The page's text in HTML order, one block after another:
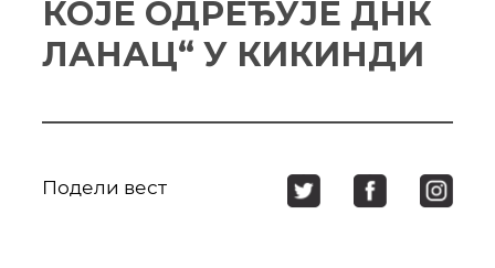
КОЈЕ ОДРЕЂУЈЕ ДНК
ЛАНАЦ“ У КИКИНДИ
Подели вест